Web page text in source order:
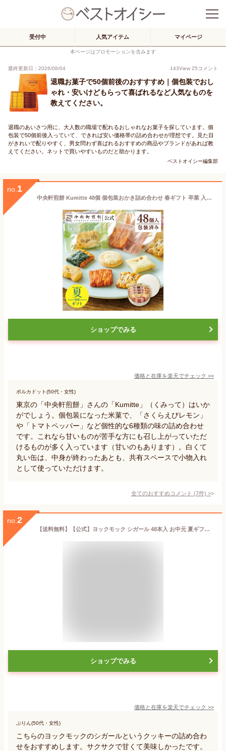
受付中 人気アイテム マイページ
本ページはプロモーションを含みます
最終更新日：2026/08/04 143View 25コメント
退職お菓子で50個前後のおすすすめ｜個包装でおし
ゃれ・安いけどもらって喜ばれるなど人気なものを
教えてください。
退職のあいさつ用に、大人数の職場で配れるおしゃれなお菓子を探しています。個
包装で50個前後入っていて、できれば安い価格帯の詰め合わせが理想です。見た目
がきれいで配りやすく、男女問わず喜ばれるおすすめの商品やブランドがあれば教
えてください。ネットで買いやすいものだと助かります。
ベストオイシー編集部
no. 1
中央軒煎餅 Kumitte 48個 個包装おかき詰め合わせ 春ギフト 卒業 入学 就職 転職 退職 ご挨拶 あられ せんべい お礼 お供え お中元 お歳暮 和菓子 お彼岸 法事 法要 帰省手土産 お持たせ おもたせ 包装済み 送料無料 最強配送 お菓子
ショップでみる
価格と在庫を楽天でチェック >>
ポルカドット(50代・女性)
東京の「中央軒煎餅」さんの「Kumitte」（くみって）はいか
がでしょう。個包装になった米菓で、「さくらえびレモン」
や「トマトペッパー」など個性的な6種類の味の詰め合わせ
です。これなら甘いものが苦手な方にも召し上がっていただ
けるものが多く入っています（甘いのもあります）。白くて
丸い缶は、中身が終わったあとも、共有スペースで小物入れ
として使っていただけます。
全てのおすすめコメント (7件) >
no. 2
【送料無料】【公式】ヨックモック シガール 48本入 お中元 夏ギフト 2026 お盆 お供え 詰め合わせ プレゼント スイーツ ギフト プチギフト クッキー 退職 洋菓子 お菓子 焼き菓子 手土産 個包装 お取り寄せ お礼 お祝い
ショップでみる
価格と在庫を楽天でチェック >>
ぷりん(50代・女性)
こちらのヨックモックのシガールというクッキーの詰め合わ
せをおすすめします。サクサクで甘くて美味しかったです。